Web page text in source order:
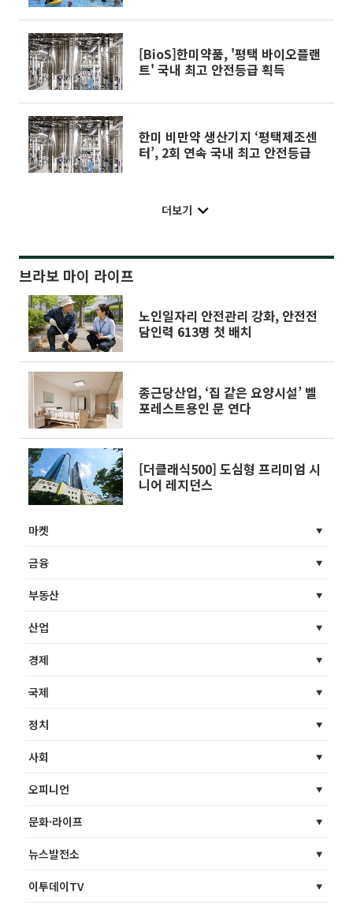
[BioS]한미약품, '평택 바이오플랜
트' 국내 최고 안전등급 획득
한미 비만약 생산기지 ‘평택제조센
터’, 2회 연속 국내 최고 안전등급
더보기
브라보 마이 라이프
노인일자리 안전관리 강화, 안전전
담인력 613명 첫 배치
종근당산업, ‘집 같은 요양시설’ 벨
포레스트용인 문 연다
[더클래식500] 도심형 프리미엄 시
니어 레지던스
마켓
금융
부동산
산업
경제
국제
정치
사회
오피니언
문화·라이프
뉴스발전소
이투데이TV